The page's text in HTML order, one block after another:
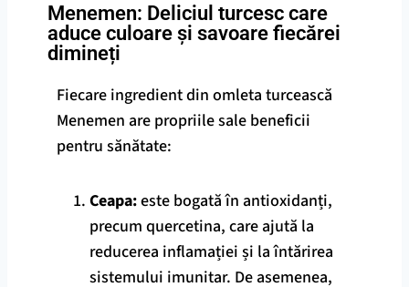
Menemen: Deliciul turcesc care
aduce culoare și savoare fiecărei
dimineți
Fiecare ingredient din omleta turcească
Menemen are propriile sale beneficii
pentru sănătate:
Ceapa:este bogată în antioxidanți,
precum quercetina, care ajută la
reducerea inflamației și la întărirea
sistemului imunitar. De asemenea,